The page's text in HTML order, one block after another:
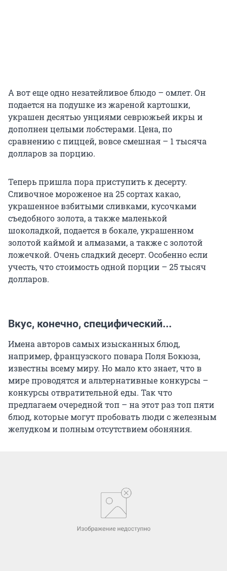
А вот еще одно незатейливое блюдо – омлет. Он
подается на подушке из жареной картошки,
украшен десятью унциями севрюжьей икры и
дополнен целыми лобстерами. Цена, по
сравнению с пиццей, вовсе смешная – 1 тысяча
долларов за порцию.
Теперь пришла пора приступить к десерту.
Сливочное мороженое на 25 сортах какао,
украшенное взбитыми сливками, кусочками
съедобного золота, а также маленькой
шоколадкой, подается в бокале, украшенном
золотой каймой и алмазами, а также с золотой
ложечкой. Очень сладкий десерт. Особенно если
учесть, что стоимость одной порции – 25 тысяч
долларов.
Вкус, конечно, специфический...
Имена авторов самых изысканных блюд,
например, французского повара Поля Бокюза,
известны всему миру. Но мало кто знает, что в
мире проводятся и альтернативные конкурсы –
конкурсы отвратительной еды. Так что
предлагаем очередной топ – на этот раз топ пяти
блюд, которые могут пробовать люди с железным
желудком и полным отсутствием обоняния.